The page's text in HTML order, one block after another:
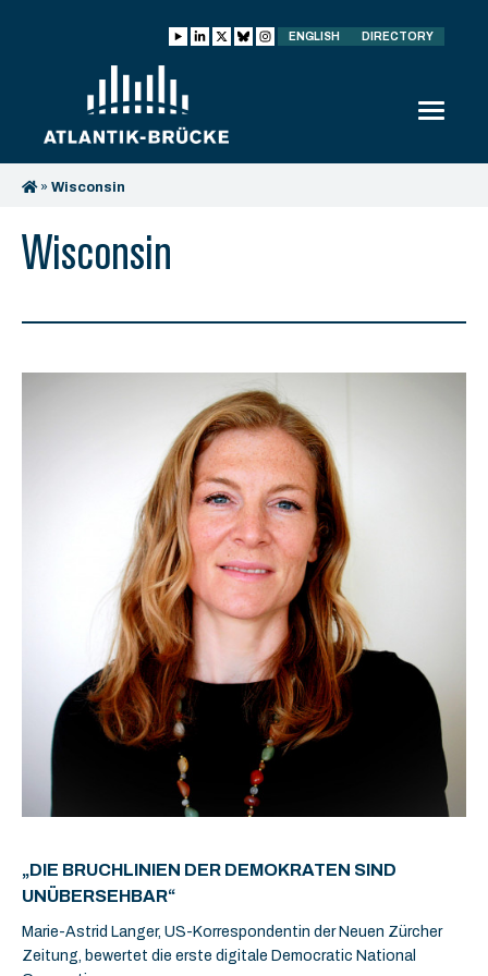
ENGLISH DIRECTORY
» Wisconsin
Wisconsin
„DIE BRUCHLINIEN DER DEMOKRATEN SIND
UNÜBERSEHBAR“
Marie-Astrid Langer, US-Korrespondentin der Neuen Zürcher
Zeitung, bewertet die erste digitale Democratic National